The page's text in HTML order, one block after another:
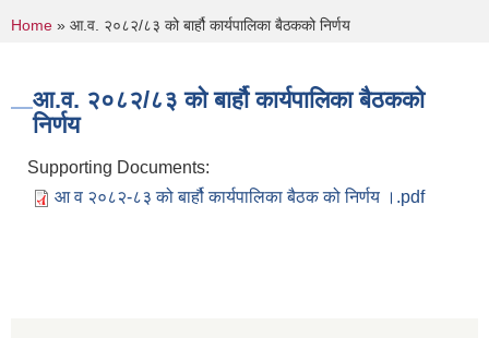
You are here
Home » आ.व. २०८२/८३ को बार्हौ कार्यपालिका बैठकको निर्णय
आ.व. २०८२/८३ को बार्हौ कार्यपालिका बैठकको
निर्णय
Supporting Documents:
आ व २०८२-८३ को बार्हौ कार्यपालिका बैठक को निर्णय ।.pdf